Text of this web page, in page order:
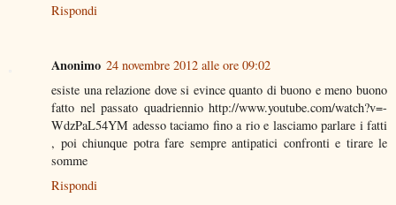
Rispondi
Anonimo 24 novembre 2012 alle ore 09:02
esiste una relazione dove si evince quanto di buono e meno buono
fatto nel passato quadriennio http://www.youtube.com/watch?v=-
WdzPaL54YM adesso taciamo fino a rio e lasciamo parlare i fatti
, poi chiunque potra fare sempre antipatici confronti e tirare le
somme
Rispondi